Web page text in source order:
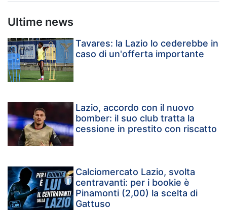
Ultime news
Tavares: la Lazio lo cederebbe in
caso di un'offerta importante
Lazio, accordo con il nuovo
bomber: il suo club tratta la
cessione in prestito con riscatto
Calciomercato Lazio, svolta
centravanti: per i bookie è
Pinamonti (2,00) la scelta di
Gattuso